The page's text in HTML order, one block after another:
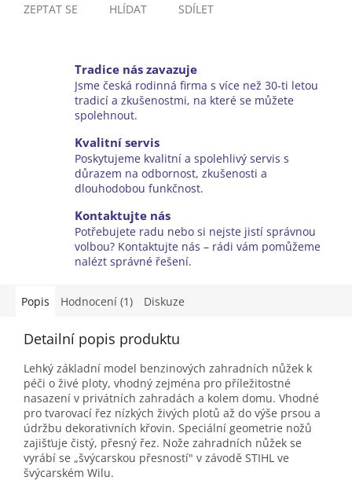
ZEPTAT SE HLÍDAT SDÍLET
Tradice nás zavazuje
Jsme česká rodinná firma s více než 30-ti letou
tradicí a zkušenostmi, na které se můžete
spolehnout.
Kvalitní servis
Poskytujeme kvalitní a spolehlivý servis s
důrazem na odbornost, zkušenosti a
dlouhodobou funkčnost.
Kontaktujte nás
Potřebujete radu nebo si nejste jistí správnou
volbou? Kontaktujte nás – rádi vám pomůžeme
nalézt správné řešení.
Popis Hodnocení (1) Diskuze
Detailní popis produktu
Lehký základní model benzinových zahradních nůžek k
péči o živé ploty, vhodný zejména pro příležitostné
nasazení v privátních zahradách a kolem domu. Vhodné
pro tvarovací řez nízkých živých plotů až do výše prsou a
údržbu dekorativních křovin. Speciální geometrie nožů
zajišťuje čistý, přesný řez. Nože zahradních nůžek se
vyrábí se „švýcarskou přesností" v závodě STIHL ve
švýcarském Wilu.